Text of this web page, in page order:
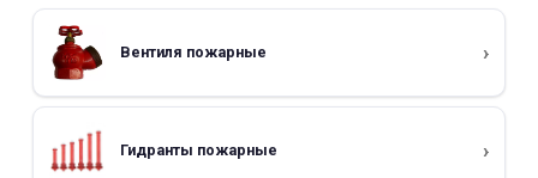
Вентиля пожарные
Гидранты пожарные